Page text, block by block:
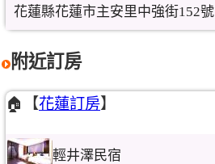
花蓮縣花蓮市主安里中強街152號
附近訂房
🏠【花蓮訂房】
輕井澤民宿